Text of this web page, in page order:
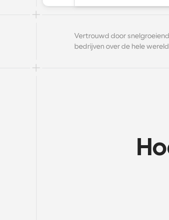
Vertrouwd door
bedrijven over de hele wereld